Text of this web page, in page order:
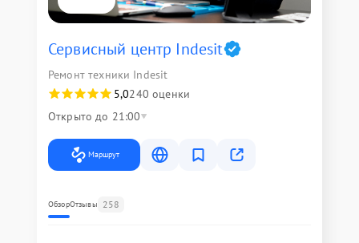
Сервисный центр Indesit
Ремонт техники Indesit
5,0240 оценки
Открыто до 21:00
Маршрут
ОбзорОтзывы 258